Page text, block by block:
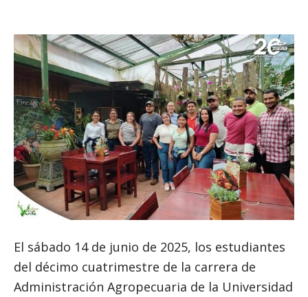
El sábado 14 de junio de 2025, los estudiantes
del décimo cuatrimestre de la carrera de
Administración Agropecuaria de la Universidad